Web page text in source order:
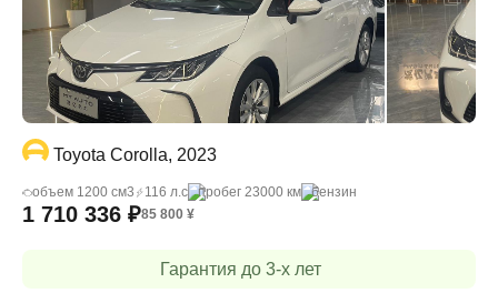
Toyota Corolla, 2023
объем 1200 cм3 116 л.с пробег 23000 км бензин
1 710 336 ₽85 800 ¥
Гарантия до 3-х лет